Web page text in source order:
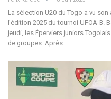
La sélection U20 du Togo a vu son
l’édition 2025 du tournoi UFOA-B.
jeudi, les Éperviers juniors
de groupes. Après…